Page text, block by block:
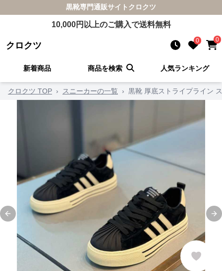
黒靴専門通販サイト クロクツ
10,000円以上のご購入で送料無料
クロクツ 0 0
新着商品 商品を検索 人気ランキング
クロクツ TOP › スニーカーの一覧 › 黒靴 厚底ストライプライン
Previous slide